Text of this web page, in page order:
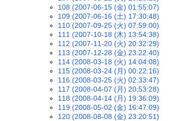
108 (2007-06-15 (金) 01:55:07)
109 (2007-06-16 (土) 17:30:48)
110 (2007-09-25 (火) 07:59:00)
111 (2007-10-18 (木) 13:54:38)
112 (2007-11-20 (火) 20:32:29)
113 (2007-12-28 (金) 23:22:40)
114 (2008-03-18 (火) 14:04:08)
115 (2008-03-24 (月) 00:22:16)
116 (2008-03-25 (火) 02:33:47)
117 (2008-04-07 (月) 20:53:28)
118 (2008-04-14 (月) 19:36:09)
119 (2008-05-02 (金) 16:47:09)
120 (2008-08-08 (金) 23:20:51)